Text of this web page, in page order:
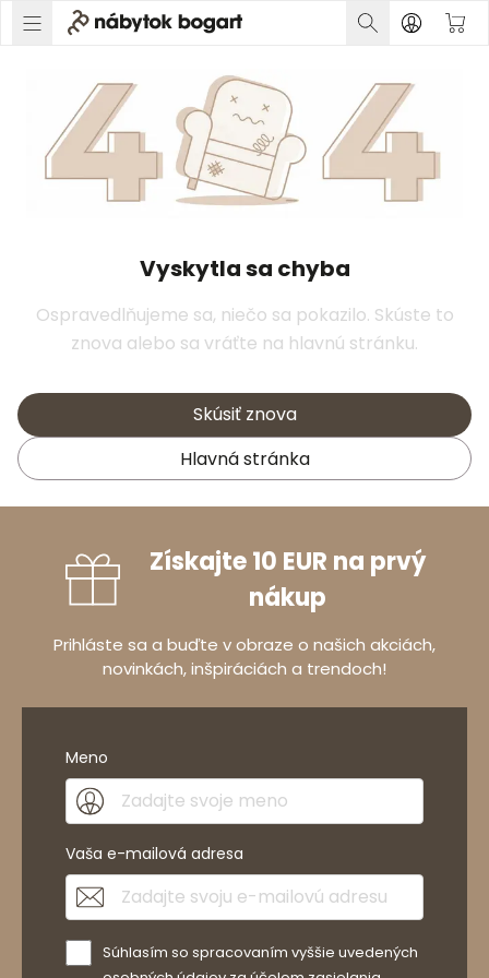
Vyskytla sa chyba
Ospravedlňujeme sa, niečo sa pokazilo. Skúste to
znova alebo sa vráťte na hlavnú stránku.
Skúsiť znova
Hlavná stránka
Získajte 10 EUR na prvý
nákup
Prihláste sa a buďte v obraze o našich akciách,
novinkách, inšpiráciách a trendoch!
Meno
Vaša e-mailová adresa
Súhlasím so spracovaním vyššie uvedených